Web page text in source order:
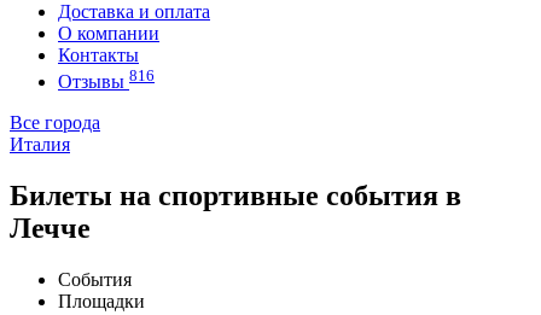
Доставка и оплата
О компании
Контакты
Отзывы 816
Все города
Италия
Билеты на спортивные события в
Лечче
События
Площадки